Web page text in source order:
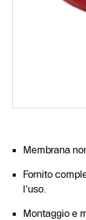
Membrana
Fornito
l'uso.
Montaggio e